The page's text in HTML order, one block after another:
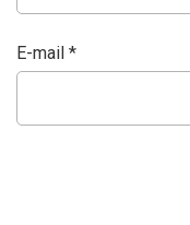
E-mail *